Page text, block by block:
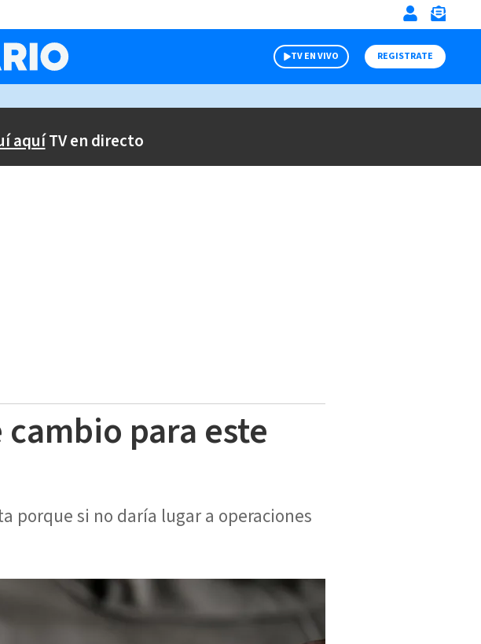
TV EN VIVO REGISTRATE
aquíTV en directo
para este
porque si no daría lugar a operaciones